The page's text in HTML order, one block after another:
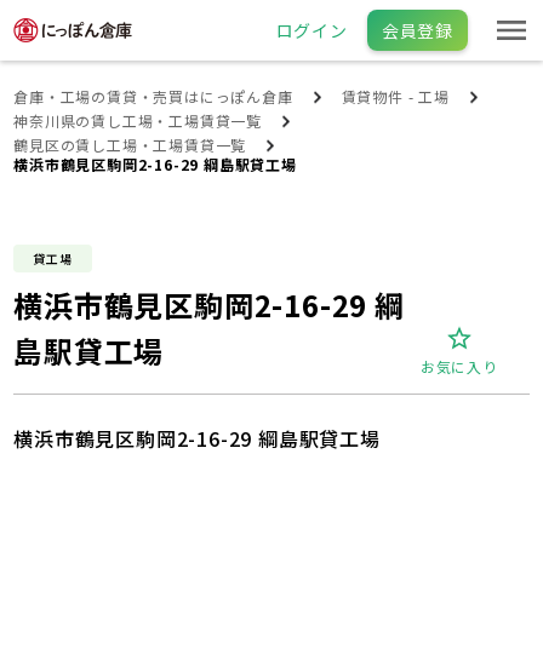
ログイン 会員登録
倉庫・工場の賃貸・売買はにっぽん倉庫
賃貸物件 - 工場
神奈川県の賃し工場・工場賃貸一覧
鶴見区の賃し工場・工場賃貸一覧
横浜市鶴見区駒岡2-16-29 綱島駅貸工場
貸工場
横浜市鶴見区駒岡2-16-29 綱
島駅貸工場
お気に入り
横浜市鶴見区駒岡2-16-29 綱島駅貸工場